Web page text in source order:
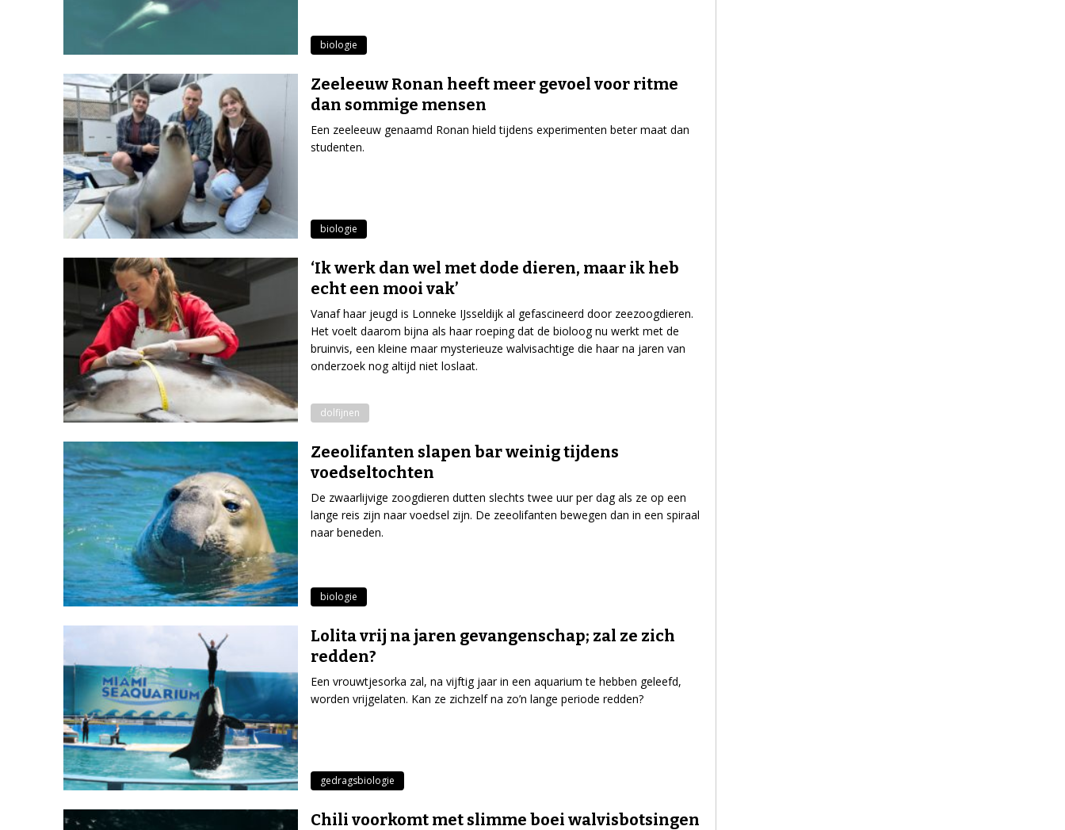
biologie
Zeeleeuw Ronan heeft meer gevoel voor ritme
dan sommige mensen
Een zeeleeuw genaamd Ronan hield tijdens experimenten beter maat dan
studenten.
biologie
‘Ik werk dan wel met dode dieren, maar ik heb
echt een mooi vak’
Vanaf haar jeugd is Lonneke IJsseldijk al gefascineerd door zeezoogdieren.
Het voelt daarom bijna als haar roeping dat de bioloog nu werkt met de
bruinvis, een kleine maar mysterieuze walvisachtige die haar na jaren van
onderzoek nog altijd niet loslaat.
dolfijnen
Zeeolifanten slapen bar weinig tijdens
voedseltochten
De zwaarlijvige zoogdieren dutten slechts twee uur per dag als ze op een
lange reis zijn naar voedsel zijn. De zeeolifanten bewegen dan in een spiraal
naar beneden.
biologie
Lolita vrij na jaren gevangenschap; zal ze zich
redden?
Een vrouwtjesorka zal, na vijftig jaar in een aquarium te hebben geleefd,
worden vrijgelaten. Kan ze zichzelf na zo’n lange periode redden?
gedragsbiologie
Chili voorkomt met slimme boei walvisbotsingen